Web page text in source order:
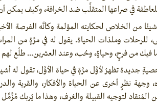
في صراعها المتقلِّب ضد الخرافة، وكيف يمكن
من الخلاص لحكايته المؤلمة وكأنَّه الفرصة
للرحلات وملذات الحياة. يقول له في مرَّةٍ من
فيك من فرحٍ، وحياةٍ، وحُب، وعند العشرين... طلّع
جديدة تظهرُ لأوَّل مرَّةٍ في حياة الأوَّل، تقول له
وجهة نظرٍ أخرى عن الحياة والأفكار، والقرية
لتوجيه القبيلة والعُرف، وهذا ما يُربك مُزَّمِّل